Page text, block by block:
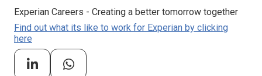
Experian Careers - Creating a better tomorrow together
Find out what its like to work for Experian by clicking
here